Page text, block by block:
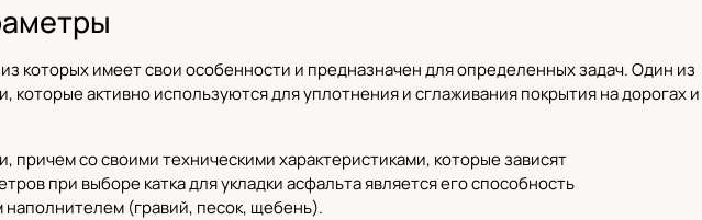
которых имеет свои особенности и предназначен для определенных задач. Один из
активно используются для уплотнения и сглаживания покрытия на дорогах и
со своими техническими характеристиками, которые зависят
при выборе катка для укладки асфальта является его способность
(гравий, песок, щебень).